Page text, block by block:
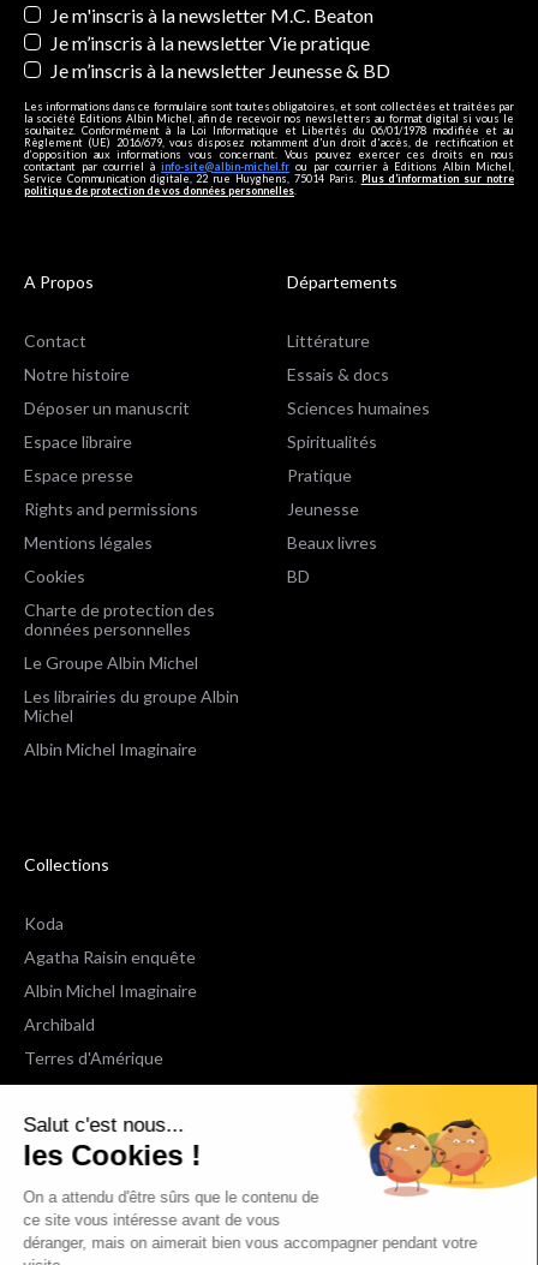
Salut c'est nous...
les Cookies !
On a attendu d'être sûrs que le contenu de
ce site vous intéresse avant de vous
déranger, mais on aimerait bien vous accompagner pendant votre
Je m'inscris à la newsletter M.C. Beaton
Je m’inscris à la newsletter Vie pratique
Je m’inscris à la newsletter Jeunesse & BD
Les informations dans ce formulaire sont toutes obligatoires, et sont collectées et traitées par
la société Editions Albin Michel, afin de recevoir nos newsletters au format digital si vous le
souhaitez. Conformément à la Loi Informatique et Libertés du 06/01/1978 modifiée et au
Règlement (UE) 2016/679, vous disposez notamment d'un droit d'accès, de rectification et
d’opposition aux informations vous concernant. Vous pouvez exercer ces droits en nous
contactant par courriel à info-site@albin-michel.fr ou par courrier à Editions Albin Michel,
Service Communication digitale, 22 rue Huyghens, 75014 Paris. Plus d’information sur notre
politique de protection de vos données personnelles
A Propos
Contact
Notre histoire
Déposer un manuscrit
Espace libraire
Espace presse
Rights and permissions
Mentions légales
Cookies
Charte de protection des
données personnelles
Le Groupe Albin Michel
Les librairies du groupe Albin
Michel
Albin Michel Imaginaire
Départements
Littérature
Essais & docs
Sciences humaines
Spiritualités
Pratique
Jeunesse
Beaux livres
BD
Collections
Koda
Agatha Raisin enquête
Albin Michel Imaginaire
Archibald
Terres d'Amérique
Espaces Libres Poche
NOX
Wiz
Voir toutes les collections
Nous suivre